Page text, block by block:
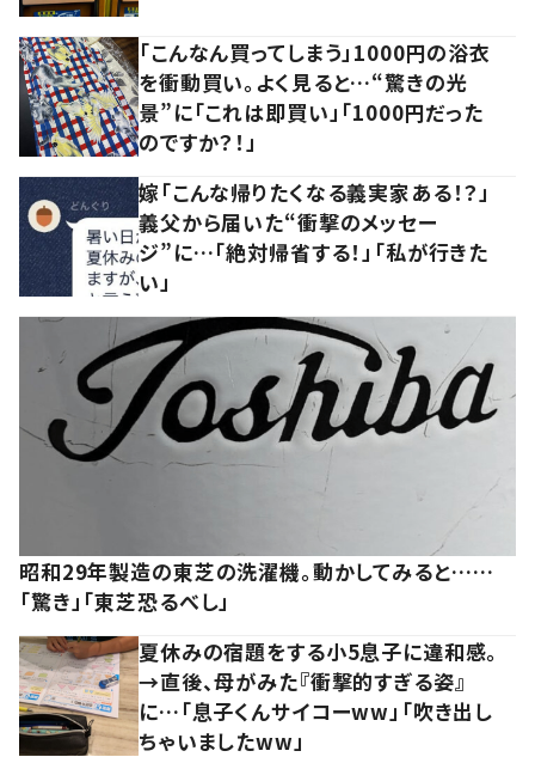
「こんなん買ってしまう」1000円の浴衣
を衝動買い。よく見ると…“驚きの光
景”に「これは即買い」「1000円だった
のですか？！」
嫁「こんな帰りたくなる義実家ある！？」
義父から届いた“衝撃のメッセー
ジ”に…「絶対帰省する！」「私が行きた
い」
昭和29年製造の東芝の洗濯機。動かしてみると……
「驚き」「東芝恐るべし」
夏休みの宿題をする小5息子に違和感。
→直後、母がみた『衝撃的すぎる姿』
に…「息子くんサイコーww」「吹き出し
ちゃいましたww」